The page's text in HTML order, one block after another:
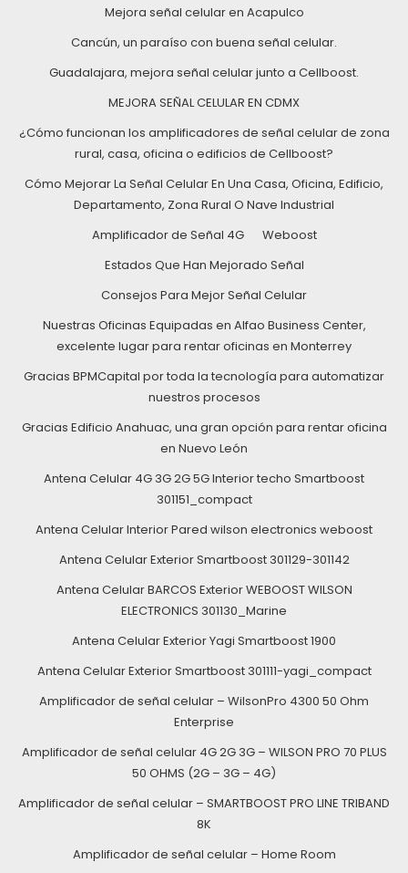
Mejora señal celular en Acapulco
Cancún, un paraíso con buena señal celular.
Guadalajara, mejora señal celular junto a Cellboost.
MEJORA SEÑAL CELULAR EN CDMX
¿Cómo funcionan los amplificadores de señal celular de zona
rural, casa, oficina o edificios de Cellboost?
Cómo Mejorar La Señal Celular En Una Casa, Oficina, Edificio,
Departamento, Zona Rural O Nave Industrial
Amplificador de Señal 4G
Weboost
Estados Que Han Mejorado Señal
Consejos Para Mejor Señal Celular
Nuestras Oficinas Equipadas en Alfao Business Center,
excelente lugar para rentar oficinas en Monterrey
Gracias BPMCapital por toda la tecnología para automatizar
nuestros procesos
Gracias Edificio Anahuac, una gran opción para rentar oficina
en Nuevo León
Antena Celular 4G 3G 2G 5G Interior techo Smartboost
301151_compact
Antena Celular Interior Pared wilson electronics weboost
Antena Celular Exterior Smartboost 301129-301142
Antena Celular BARCOS Exterior WEBOOST WILSON
ELECTRONICS 301130_Marine
Antena Celular Exterior Yagi Smartboost 1900
Antena Celular Exterior Smartboost 301111-yagi_compact
Amplificador de señal celular – WilsonPro 4300 50 Ohm
Enterprise
Amplificador de señal celular 4G 2G 3G – WILSON PRO 70 PLUS
50 OHMS (2G – 3G – 4G)
Amplificador de señal celular – SMARTBOOST PRO LINE TRIBAND
8K
Amplificador de señal celular – Home Room